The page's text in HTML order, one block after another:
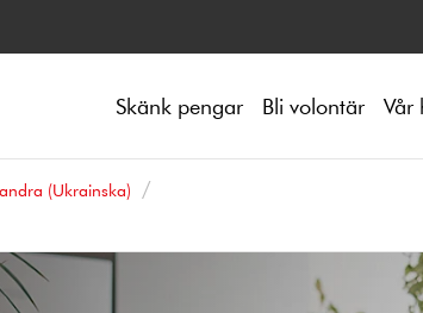
Skänk pengar Bli volontär Vår
(Ukrainska)